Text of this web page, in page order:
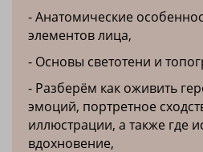
- Анатомические
элементов лица,
- Основы светотени и
- Разберём как оживить
эмоций, портретное
иллюстрации, а также где
вдохновение,